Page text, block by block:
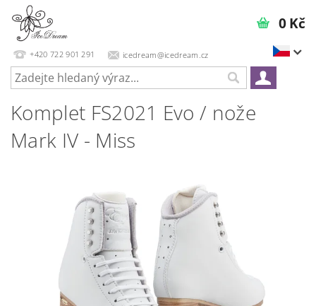
+420 722 901 291 icedream@icedream.cz
0 Kč
Komplet FS2021 Evo / nože
Mark IV - Miss